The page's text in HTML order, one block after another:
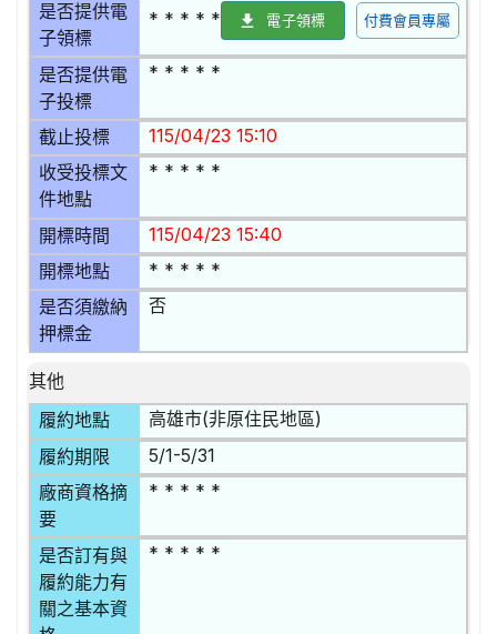
是否提供電
子領標
* * * * * 電子領標 付費會員專屬
是否提供電
子投標
* * * * *
截止投標 115/04/23 15:10
收受投標文
件地點
* * * * *
開標時間 115/04/23 15:40
開標地點 * * * * *
是否須繳納
押標金
否
其他
履約地點
高雄市(非原住民地區)
履約期限 5/1-5/31
廠商資格摘
要
* * * * *
是否訂有與
履約能力有
關之基本資
* * * * *